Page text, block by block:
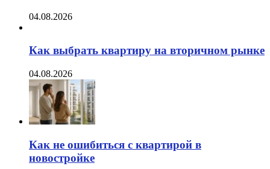
04.08.2026
Как выбрать квартиру на вторичном рынке
04.08.2026
Как не ошибиться с квартирой в
новостройке